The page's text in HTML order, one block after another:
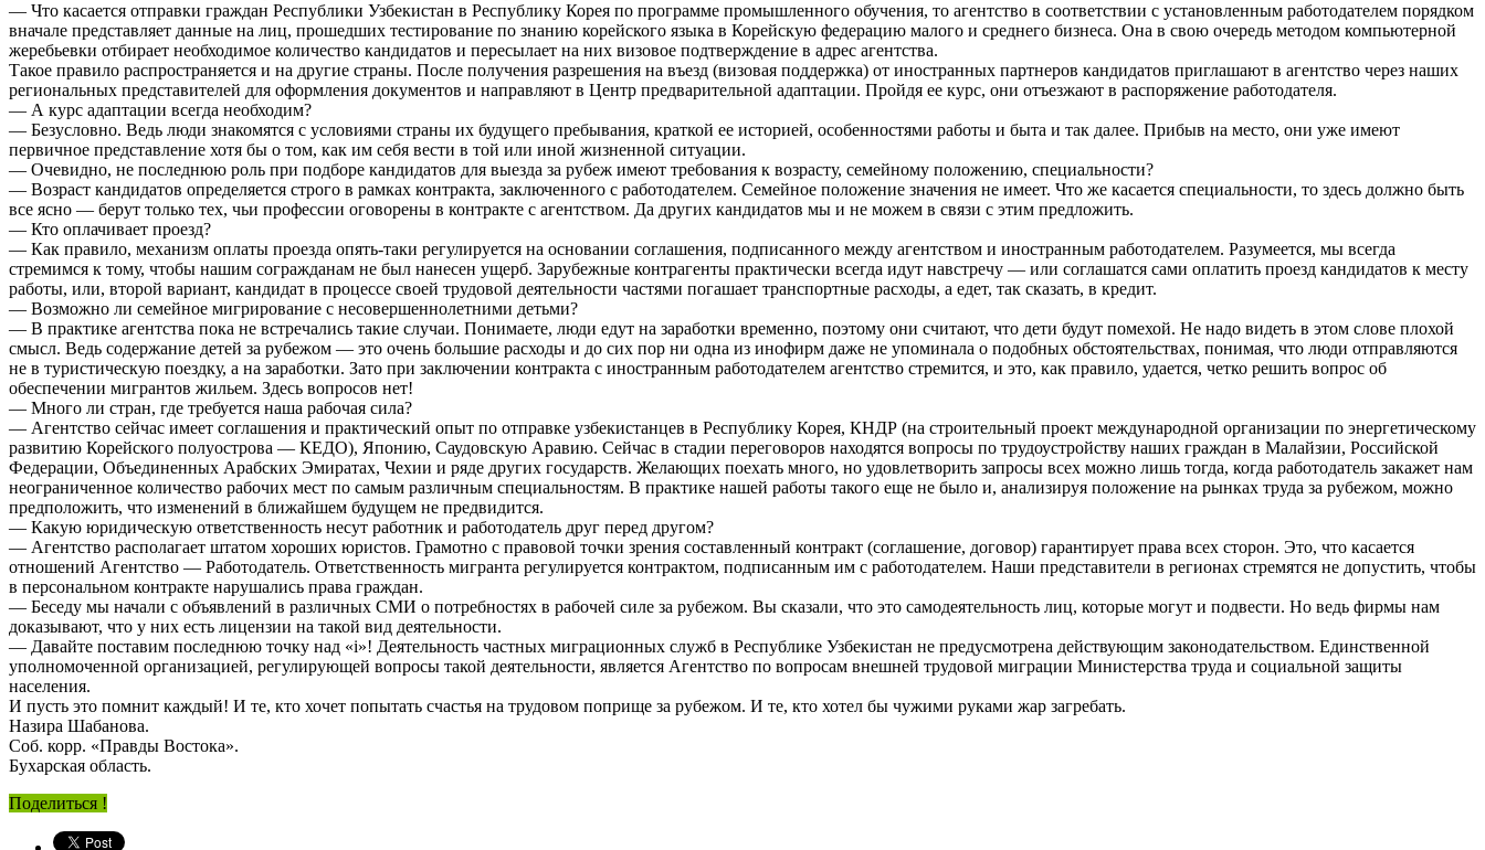
— Что касается отправки граждан Республики Узбекистан в Республику Корея по программе промышленного обучения, то агентство в соответствии с установленным работодателем порядком
вначале представляет данные на лиц, прошедших тестирование по знанию корейского языка в Корейскую федерацию малого и среднего бизнеса. Она в свою очередь методом компьютерной
жеребьевки отбирает необходимое количество кандидатов и пересылает на них визовое подтверждение в адрес агентства.
Такое правило распространяется и на другие страны. После получения разрешения на въезд (визовая поддержка) от иностранных партнеров кандидатов приглашают в агентство через наших
региональных представителей для оформления документов и направляют в Центр предварительной адаптации. Пройдя ее курс, они отъезжают в распоряжение работодателя.
— А курс адаптации всегда необходим?
— Безусловно. Ведь люди знакомятся с условиями страны их будущего пребывания, краткой ее историей, особенностями работы и быта и так далее. Прибыв на место, они уже имеют
первичное представление хотя бы о том, как им себя вести в той или иной жизненной ситуации.
— Очевидно, не последнюю роль при подборе кандидатов для выезда за рубеж имеют требования к возрасту, семейному положению, специальности?
— Возраст кандидатов определяется строго в рамках контракта, заключенного с работодателем. Семейное положение значения не имеет. Что же касается специальности, то здесь должно быть
все ясно — берут только тех, чьи профессии оговорены в контракте с агентством. Да других кандидатов мы и не можем в связи с этим предложить.
— Кто оплачивает проезд?
— Как правило, механизм оплаты проезда опять-таки регулируется на основании соглашения, подписанного между агентством и иностранным работодателем. Разумеется, мы всегда
стремимся к тому, чтобы нашим согражданам не был нанесен ущерб. Зарубежные контрагенты практически всегда идут навстречу — или соглашатся сами оплатить проезд кандидатов к месту
работы, или, второй вариант, кандидат в процессе своей трудовой деятельности частями погашает транспортные расходы, а едет, так сказать, в кредит.
— Возможно ли семейное мигрирование с несовершеннолетними детьми?
— В практике агентства пока не встречались такие случаи. Понимаете, люди едут на заработки временно, поэтому они считают, что дети будут помехой. Не надо видеть в этом слове плохой
смысл. Ведь содержание детей за рубежом — это очень большие расходы и до сих пор ни одна из инофирм даже не упоминала о подобных обстоятельствах, понимая, что люди отправляются
не в туристическую поездку, а на заработки. Зато при заключении контракта с иностранным работодателем агентство стремится, и это, как правило, удается, четко решить вопрос об
обеспечении мигрантов жильем. Здесь вопросов нет!
— Много ли стран, где требуется наша рабочая сила?
— Агентство сейчас имеет соглашения и практический опыт по отправке узбекистанцев в Республику Корея, КНДР (на строительный проект международной организации по энергетическому
развитию Корейского полуострова — КЕДО), Японию, Саудовскую Аравию. Сейчас в стадии переговоров находятся вопросы по трудоустройству наших граждан в Малайзии, Российской
Федерации, Объединенных Арабских Эмиратах, Чехии и ряде других государств. Желающих поехать много, но удовлетворить запросы всех можно лишь тогда, когда работодатель закажет нам
неограниченное количество рабочих мест по самым различным специальностям. В практике нашей работы такого еще не было и, анализируя положение на рынках труда за рубежом, можно
предположить, что изменений в ближайшем будущем не предвидится.
— Какую юридическую ответственность несут работник и работодатель друг перед другом?
— Агентство располагает штатом хороших юристов. Грамотно с правовой точки зрения составленный контракт (соглашение, договор) гарантирует права всех сторон. Это, что касается
отношений Агентство — Работодатель. Ответственность мигранта регулируется контрактом, подписанным им с работодателем. Наши представители в регионах стремятся не допустить, чтобы
в персональном контракте нарушались права граждан.
— Беседу мы начали с объявлений в различных СМИ о потребностях в рабочей силе за рубежом. Вы сказали, что это самодеятельность лиц, которые могут и подвести. Но ведь фирмы нам
доказывают, что у них есть лицензии на такой вид деятельности.
— Давайте поставим последнюю точку над «i»! Деятельность частных миграционных служб в Республике Узбекистан не предусмотрена действующим законодательством. Единственной
уполномоченной организацией, регулирующей вопросы такой деятельности, является Агентство по вопросам внешней трудовой миграции Министерства труда и социальной защиты
населения.
И пусть это помнит каждый! И те, кто хочет попытать счастья на трудовом поприще за рубежом. И те, кто хотел бы чужими руками жар загребать.
Назира Шабанова.
Соб. корр. «Правды Востока».
Бухарская область.
Поделиться !